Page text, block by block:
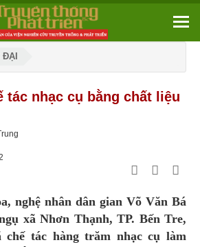
tác nhạc cụ bằng chất liệu
nghệ nhân dân gian Võ Văn Bá
xã Nhơn Thạnh, TP. Bến Tre,
chế tác hàng trăm nhạc cụ làm